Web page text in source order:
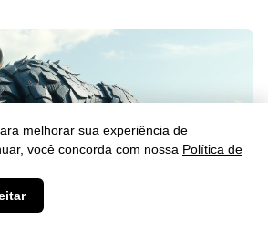
melhorar sua experiência de
você concorda com nossa Política de